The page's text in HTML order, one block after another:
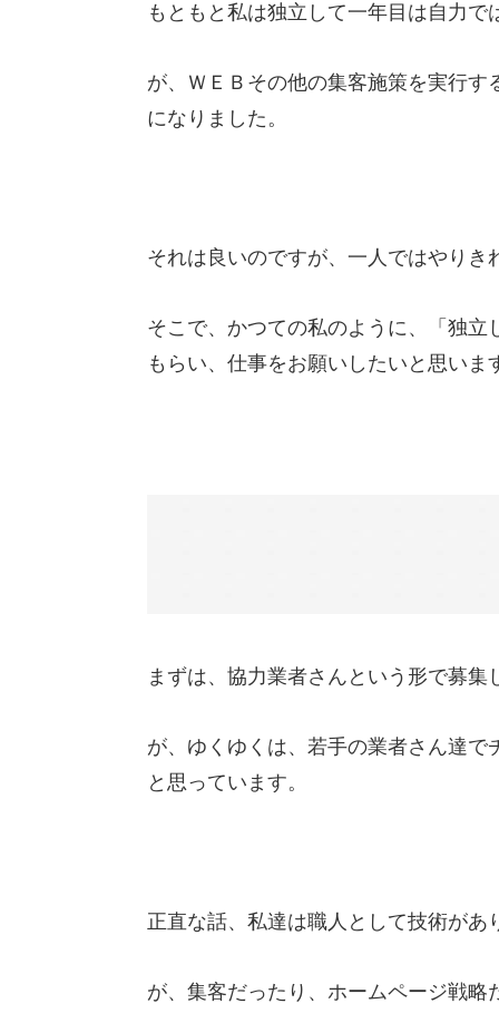
もともと私は独立して一年目は自力
が、ＷＥＢその他の集客施策を実行
になりました。
それは良いのですが、一人ではやり
そこで、かつての私のように、「独
もらい、仕事をお願いしたいと思いま
まずは、協力業者さんという形で募集
が、ゆくゆくは、若手の業者さん達
と思っています。
正直な話、私達は職人として技術があ
が、集客だったり、ホームページ戦